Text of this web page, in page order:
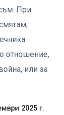
При
отношение,
или за
2025 г.